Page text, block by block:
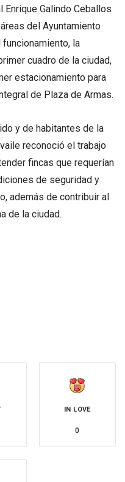
Galindo Ceballos
del Ayuntamiento
la
cuadro de la ciudad,
estacionamiento para
de Plaza de Armas.
y de habitantes de la
reconoció el trabajo
fincas que requerían
de seguridad y
además de contribuir al
de la ciudad.
IN LOVE
0